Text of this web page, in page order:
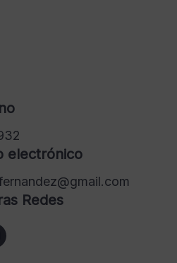
electrónico
Redes